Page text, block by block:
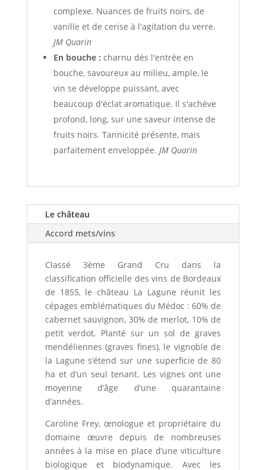
complexe. Nuances de fruits noirs, de
vanille et de cerise à l'agitation du verre.
JM Quarin
En bouche : charnu dès l'entrée en
bouche, savoureux au milieu, ample, le
vin se développe puissant, avec
beaucoup d'éclat aromatique. Il s'achève
profond, long, sur une saveur intense de
fruits noirs. Tannicité présente, mais
parfaitement enveloppée. JM Quarin
Le château
Accord mets/vins
Classé 3ème Grand Cru dans la
classification officielle des vins de Bordeaux
de 1855, le château La Lagune réunit les
cépages emblématiques du Médoc : 60% de
cabernet sauvignon, 30% de merlot, 10% de
petit verdot. Planté sur un sol de graves
mendéliennes (graves fines), le vignoble de
la Lagune s’étend sur une superficie de 80
ha et d’un seul tenant. Les vignes ont une
moyenne d’âge d’une quarantaine
d’années.
Caroline Frey, œnologue et propriétaire du
domaine œuvre depuis de nombreuses
années à la mise en place d’une viticulture
biologique et biodynamique. Avec les